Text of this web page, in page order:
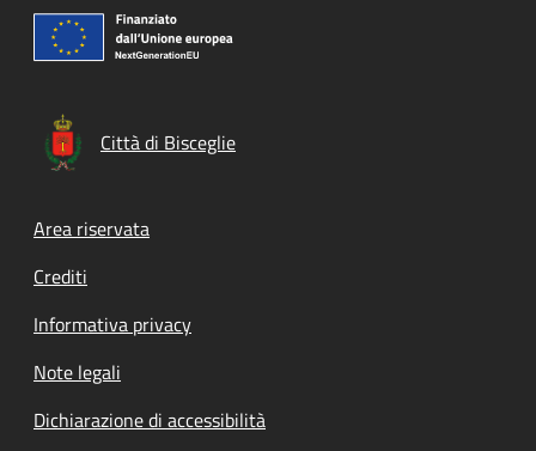
Città di Bisceglie
Footer menu
Area riservata
Crediti
Informativa privacy
Note legali
Dichiarazione di accessibilità